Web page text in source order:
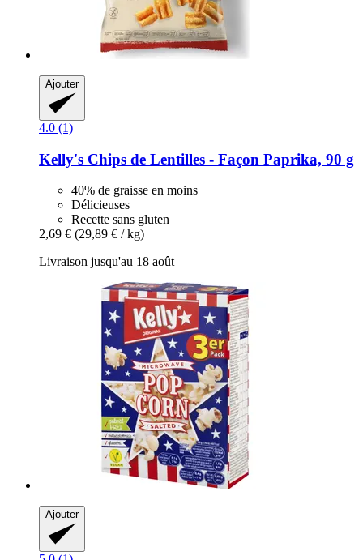
Ajouter
4.0 (1)
Kelly's Chips de Lentilles -​ Façon Paprika, 90 g
40% de graisse en moins
Délicieuses
Recette sans gluten
2,69 € (29,89 € / kg)
Livraison jusqu'au 18 août
Ajouter